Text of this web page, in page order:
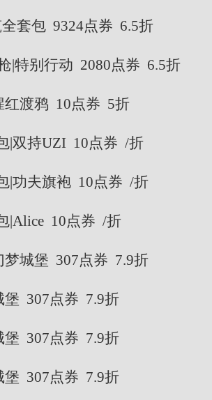
套包 9324点券 6.5折
|特别行动 2080点券 6.5折
红渡鸦 10点券 5折
|双持UZI 10点券 /折
|功夫旗袍 10点券 /折
|Alice 10点券 /折
梦城堡 307点券 7.9折
堡 307点券 7.9折
堡 307点券 7.9折
堡 307点券 7.9折